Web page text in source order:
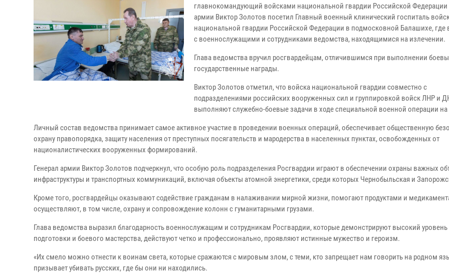
главнокомандующий войсками национальной гвардии Российской Федерации
армии Виктор Золотов посетил Главный военный клинический госпиталь
национальной гвардии Российской Федерации в подмосковной Балашихе, где
с военнослужащими и сотрудниками ведомства, находящимися на излечении.
Глава ведомства вручил росгвардейцам, отличившимся при выполнении
государственные награды.
Виктор Золотов отметил, что войска национальной гвардии совместно с
подразделениями российских вооруженных сил и группировкой войск ЛНР и
выполняют служебно-боевые задачи в ходе специальной военной операции на
Личный состав ведомства принимает самое активное участие в проведении военных операций, обеспечивает общественную
охрану правопорядка, защиту населения от преступных посягательств и мародерства в населенных пунктах, освобожденных от
националистических вооруженных формирований.
Генерал армии Виктор Золотов подчеркнул, что особую роль подразделения Росгвардии играют в обеспечении охраны важных
инфраструктуры и транспортных коммуникаций, включая объекты атомной энергетики, среди которых Чернобыльская и
Кроме того, росгвардейцы оказывают содействие гражданам в налаживании мирной жизни, помогают продуктами и
осуществляют, в том числе, охрану и сопровождение колонн с гуманитарными грузами.
Глава ведомства выразил благодарность военнослужащим и сотрудникам Росгвардии, которые демонстрируют высокий уровень
подготовки и боевого мастерства, действуют четко и профессионально, проявляют истинные мужество и героизм.
«Их смело можно отнести к воинам света, которые сражаются с мировым злом, с теми, кто запрещает нам говорить на родном
призывает убивать русских, где бы они ни находились.